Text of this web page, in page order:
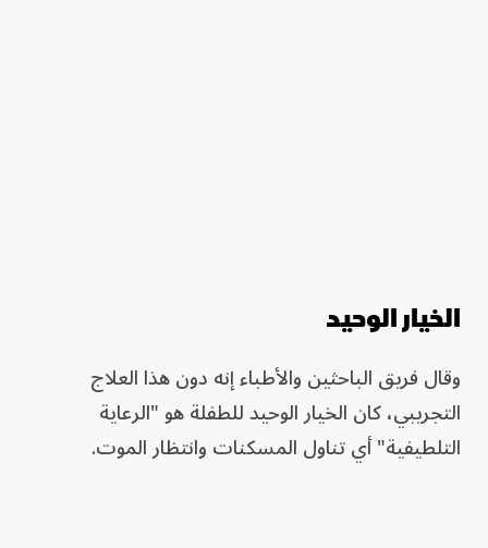
الخيار الوحيد
وقال فريق الباحثين والأطباء إنه دون هذا العلاج
التجريبي، كان الخيار الوحيد للطفلة هو "الرعاية
التلطيفية" أي تناول المسكنات وانتظار الموت.